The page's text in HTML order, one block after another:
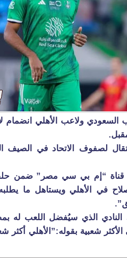
السعودي ولاعب الأهلي انضمام
لصفوف الاتحاد في الصيف
قناة “إم بي سي مصر” ضمن
في الأهلي ويستاهل ما
الذي سيُفضل اللعب له
شعبية بقوله:”الأهلي أكثر